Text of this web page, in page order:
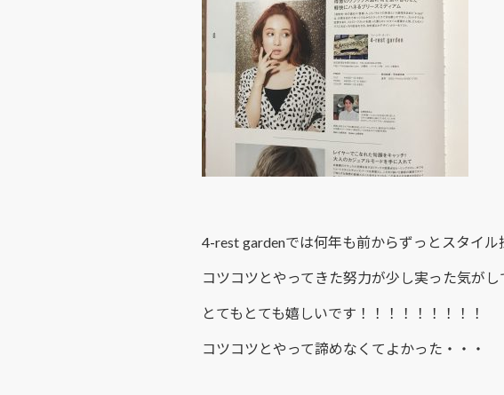
4-rest gardenでは何年も前からずっとスタイル
コツコツとやってきた努力が少し実った気がし
とてもとても嬉しいです！！！！！！！！！
コツコツとやって諦めなくてよかった・・・